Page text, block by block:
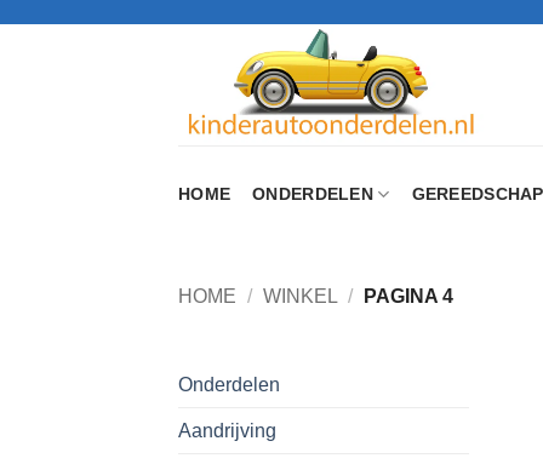
HOME ONDERDELEN GEREEDSCHAP
HOME / WINKEL / PAGINA 4
Onderdelen
Aandrijving